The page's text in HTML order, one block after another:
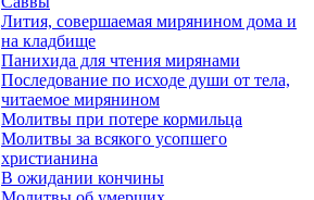
Лития, совершаемая мирянином дома и
на кладбище
Панихида для чтения мирянами
Последование по исходе души от тела,
читаемое мирянином
Молитвы при потере кормильца
Молитвы за всякого усопшего
христианина
В ожидании кончины